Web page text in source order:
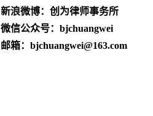
新浪微博：创为律师事务所
微信公众号：bjchuangwei
邮箱：bjchuangwei@163.com